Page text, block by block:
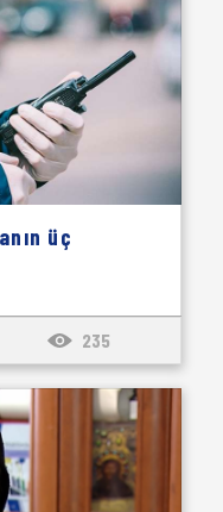
üç
235